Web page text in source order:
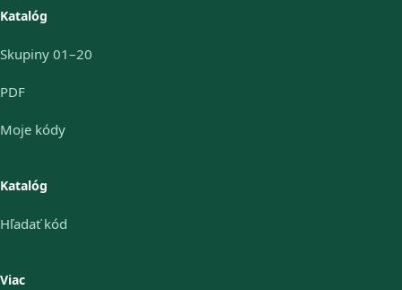
Katalóg
Skupiny 01–20
PDF
Moje kódy
Katalóg
Hľadať kód
Viac